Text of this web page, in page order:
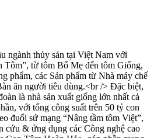
ngành thủy sản tại Việt Nam với
Tôm”, từ tôm Bố Mẹ đến tôm Giống,
phẩm, các Sản phẩm từ Nhà máy chế
ăn người tiêu dùng.<br /> Đặc biệt,
là nhà sản xuất giống lớn nhất cả
với tổng công suất trên 50 tỷ con
đuổi sứ mạng “Nâng tầm tôm Việt”,
cứu & ứng dụng các Công nghệ cao